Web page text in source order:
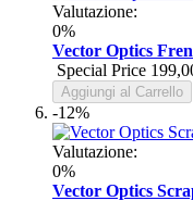
Valutazione:
0%
Vector Optics
Special Price
Aggiungi al Carrello
-12%
Valutazione:
0%
Vector Optics